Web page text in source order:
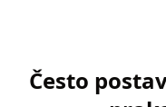
Često